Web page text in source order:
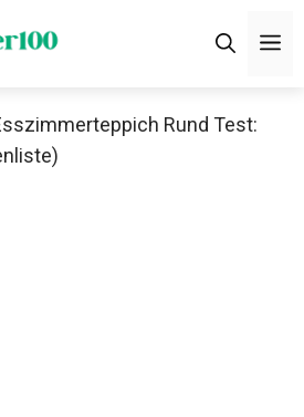
Rund Test: